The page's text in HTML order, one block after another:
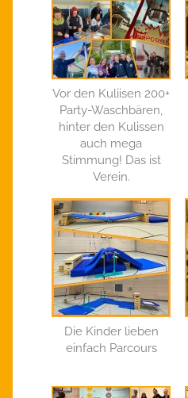
Vor den Kuliisen 200+
Party-Waschbären,
hinter den Kulissen
auch mega
Stimmung! Das ist
Verein.
Die Kinder lieben
einfach Parcours